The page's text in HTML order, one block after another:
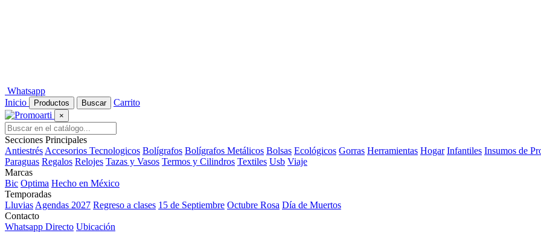
Whatsapp
Inicio
Productos Buscar Carrito
×
Secciones Principales
Antiestrés Accesorios Tecnologicos Bolígrafos Bolígrafos Metálicos Bolsas Ecológicos Gorras Herramientas Hogar Infantiles Insumos de
Paraguas Regalos Relojes Tazas y Vasos Termos y Cilindros Textiles Usb Viaje
Marcas
Bic Optima Hecho en México
Temporadas
Lluvias Agendas 2027 Regreso a clases 15 de Septiembre Octubre Rosa Día de Muertos
Contacto
Whatsapp Directo Ubicación